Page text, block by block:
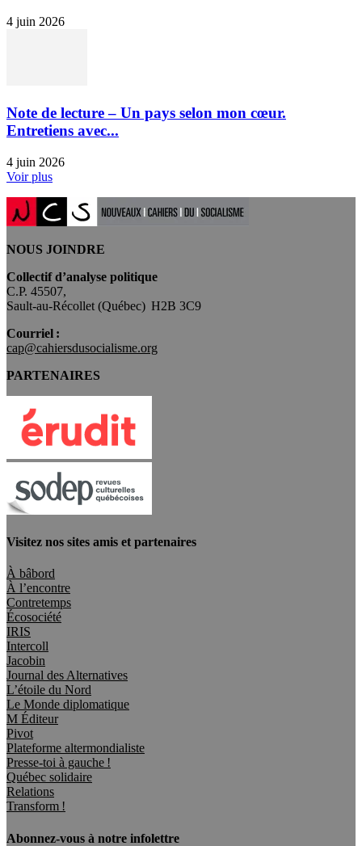
4 juin 2026
Note de lecture – Un pays selon mon cœur.
Entretiens avec...
4 juin 2026
Voir plus
NOUS JOINDRE
Collectif d’analyse politique
C.P. 45507,
Sault-au-Récollet (Québec) H2B 3C9
Courriel :
cap@cahiersdusocialisme.org
PARTENAIRES
Visitez nos sites amis et partenaires
À bâbord
À l’encontre
Contretemps
Écosociété
IRIS
Intercoll
Jacobin
Journal des Alternatives
L’étoile du Nord
Le Monde diplomatique
M Éditeur
Pivot
Plateforme altermondialiste
Presse-toi à gauche !
Québec solidaire
Relations
Transform !
Abonnez-vous à notre infolettre